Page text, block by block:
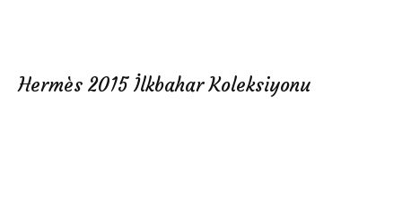
Hermès 2015 İlkbahar Koleksiyonu